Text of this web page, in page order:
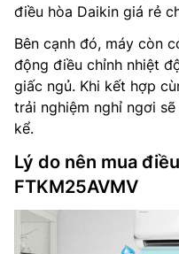
điều hòa Daikin giá rẻ
Bên cạnh đó, máy còn
động điều chỉnh nhiệt
giấc ngủ. Khi kết hợp
trải nghiệm nghỉ ngơi
kể.
Lý do nên mua
FTKM25AVMV